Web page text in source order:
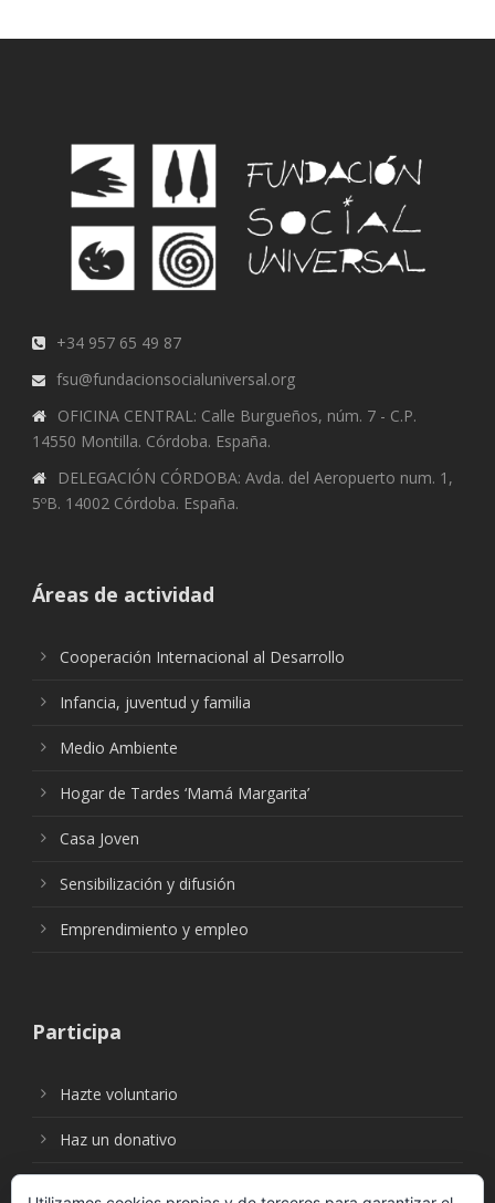
+34 957 65 49 87
fsu@fundacionsocialuniversal.org
OFICINA CENTRAL: Calle Burgueños, núm. 7 - C.P.
14550 Montilla. Córdoba. España.
DELEGACIÓN CÓRDOBA: Avda. del Aeropuerto num. 1,
5ºB. 14002 Córdoba. España.
Áreas de actividad
Cooperación Internacional al Desarrollo
Infancia, juventud y familia
Medio Ambiente
Hogar de Tardes ‘Mamá Margarita’
Casa Joven
Sensibilización y difusión
Emprendimiento y empleo
Participa
Hazte voluntario
Haz un donativo